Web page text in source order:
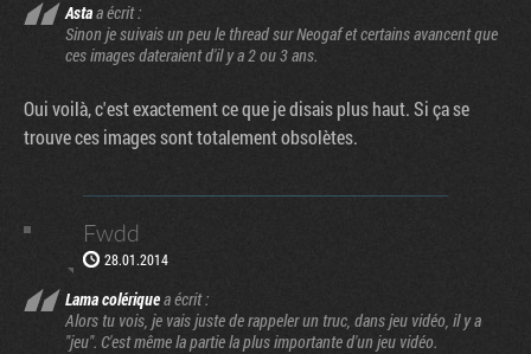
Astaa écrit :
Sinon je suivais un peu le thread sur Neogaf et certains avancent que
ces images dateraient d'il y a 2 ou 3 ans.
Oui voilà, c'est exactement ce que je disais plus haut. Si ça se
trouve ces images sont totalement obsolètes.
Fwdd
28.01.2014
Lama colériquea écrit :
Alors tu vois, je vais juste de rappeler un truc, dans jeu vidéo, il y a
"jeu". C'est même la partie la plus importante d'un jeu vidéo.